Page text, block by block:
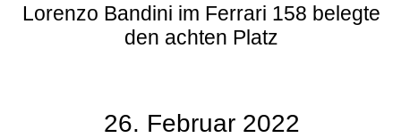
Lorenzo Bandini im Ferrari 158 belegte
den achten Platz
26. Februar 2022